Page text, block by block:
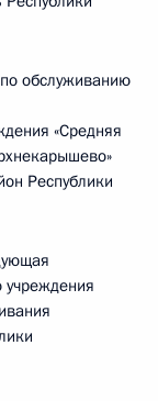
обслуживанию
«Средняя
Республики
учреждения